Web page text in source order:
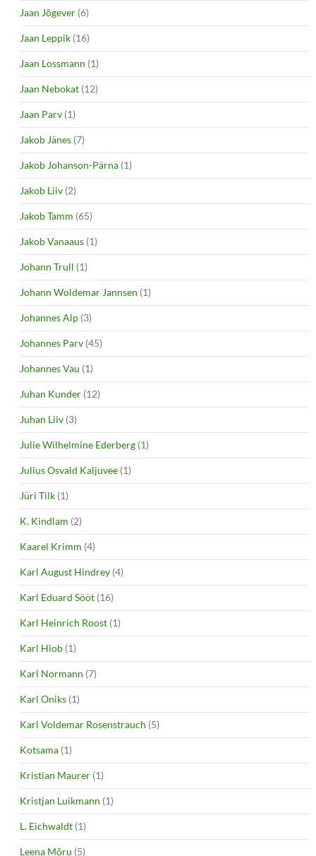
Jaan Jõgever (6)
Jaan Leppik (16)
Jaan Lossmann (1)
Jaan Nebokat (12)
Jaan Parv (1)
Jakob Jänes (7)
Jakob Johanson-Pärna (1)
Jakob Liiv (2)
Jakob Tamm (65)
Jakob Vanaaus (1)
Johann Trull (1)
Johann Woldemar Jannsen (1)
Johannes Alp (3)
Johannes Parv (45)
Johannes Vau (1)
Juhan Kunder (12)
Juhan Liiv (3)
Julie Wilhelmine Ederberg (1)
Julius Osvald Kaljuvee (1)
Jüri Tilk (1)
K. Kindlam (2)
Kaarel Krimm (4)
Karl August Hindrey (4)
Karl Eduard Sööt (16)
Karl Heinrich Roost (1)
Karl Hiob (1)
Karl Normann (7)
Karl Oniks (1)
Karl Voldemar Rosenstrauch (5)
Kotsama (1)
Kristian Maurer (1)
Kristjan Luikmann (1)
L. Eichwaldt (1)
Leena Mõru (5)